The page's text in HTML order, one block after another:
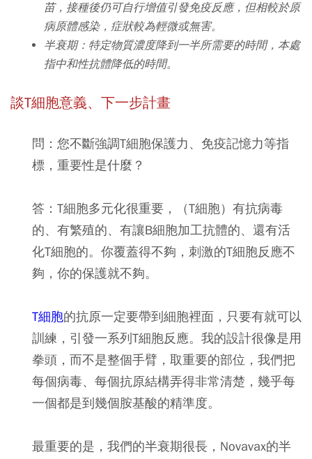
苗，接種後仍可自行增值引發免疫反應，但相較於原
病原體感染，症狀較為輕微或無害。
半衰期：特定物質濃度降到一半所需要的時間，本處
指中和性抗體降低的時間。
談T細胞意義、下一步計畫
問：您不斷強調T細胞保護力、免疫記憶力等指
標，重要性是什麼？
答：T細胞多元化很重要，（T細胞）有抗病毒
的、有繁殖的、有讓B細胞加工抗體的、還有活
化T細胞的。你覆蓋得不夠，刺激的T細胞反應不
夠，你的保護就不夠。
T細胞的抗原一定要帶到細胞裡面，只要有就可以
訓練，引發一系列T細胞反應。我的設計很像是用
拳頭，而不是整個手臂，取重要的部位，我們把
每個病毒、每個抗原結構弄得非常清楚，幾乎每
一個都是到幾個胺基酸的精準度。
最重要的是，我們的半衰期很長，Novavax的半